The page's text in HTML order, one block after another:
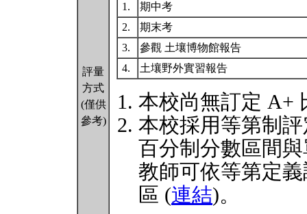
評量
方式
(僅供
參考)
1.
期中考
2.
期末考
3.
參觀 土壤博物館報告
4.
土壤野外實習報告
本校尚無訂定 A+
本校採用等第制
百分制分數區間
教師可依等第定
區 (連結)。